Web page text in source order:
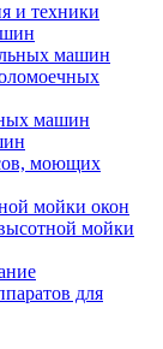
и техники
машин
машин
моющих
мойки окон
мойки
для